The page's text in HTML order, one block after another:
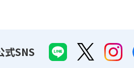
式SNS